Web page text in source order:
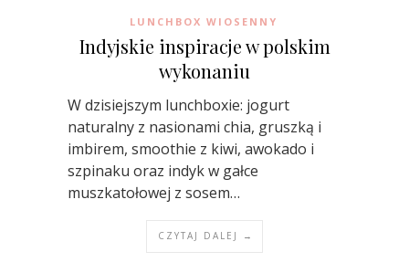
LUNCHBOX WIOSENNY
Indyjskie inspiracje w polskim
wykonaniu
W dzisiejszym lunchboxie: jogurt
naturalny z nasionami chia, gruszką i
imbirem, smoothie z kiwi, awokado i
szpinaku oraz indyk w gałce
muszkatołowej z sosem…
CZYTAJ DALEJ →